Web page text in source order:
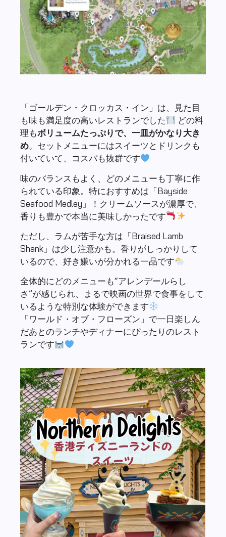
「ゴールデン・クロッカス・イン」は、見た目
も味も満足度の高いレストランでした
どの料
理もボリュームたっぷりで、一皿がかなり大き
め。セットメニューにはスイーツとドリンクも
付いていて、コスパも抜群です
味のバランスもよく、どのメニューも丁寧に作
られている印象。特におすすめは「Bayside
Seafood Medley」！クリームソースが濃厚で、
香りも豊かで本当に美味しかったです
ただし、ラムが苦手な方は「Braised Lamb
Shank」は少し注意かも。香りがしっかりして
いるので、好き嫌いが分かれる一品です
全体的にどのメニューも“アレンデールらし
さ”が感じられ、まるで映画の世界で食事をして
いるような特別な体験ができます
「ワールド・オブ・フローズン」で一日楽しん
だあとのランチやディナーにぴったりのレスト
ランです